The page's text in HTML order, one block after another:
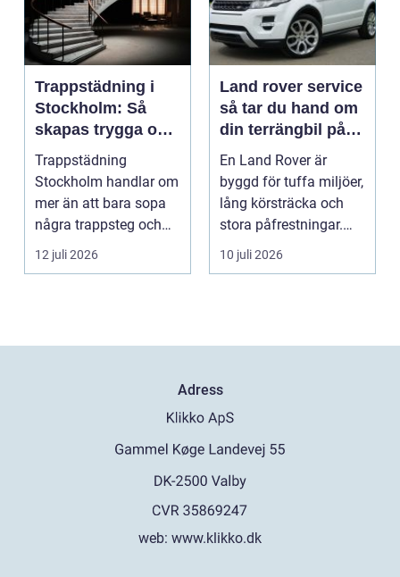
Trappstädning i
Stockholm: Så
skapas trygga och
trivsamma
trapphus
Trappstädning
Stockholm handlar om
mer än att bara sopa
några trappsteg och
torka en...
12 juli 2026
Land rover service
så tar du hand om
din terrängbil på
rätt sätt
En Land Rover är
byggd för tuffa miljöer,
lång körsträcka och
stora påfrestningar.
Samtidigt är det ...
10 juli 2026
Adress
web: www.klikko.dk